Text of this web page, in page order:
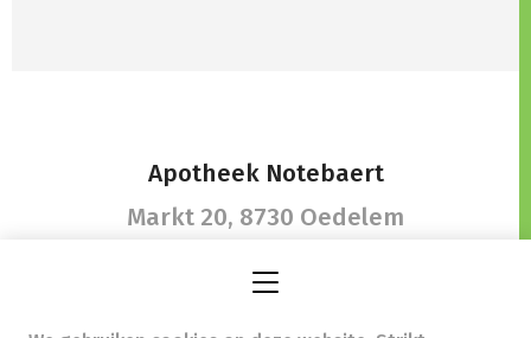
Apotheek Notebaert
Markt 20, 8730 Oedelem